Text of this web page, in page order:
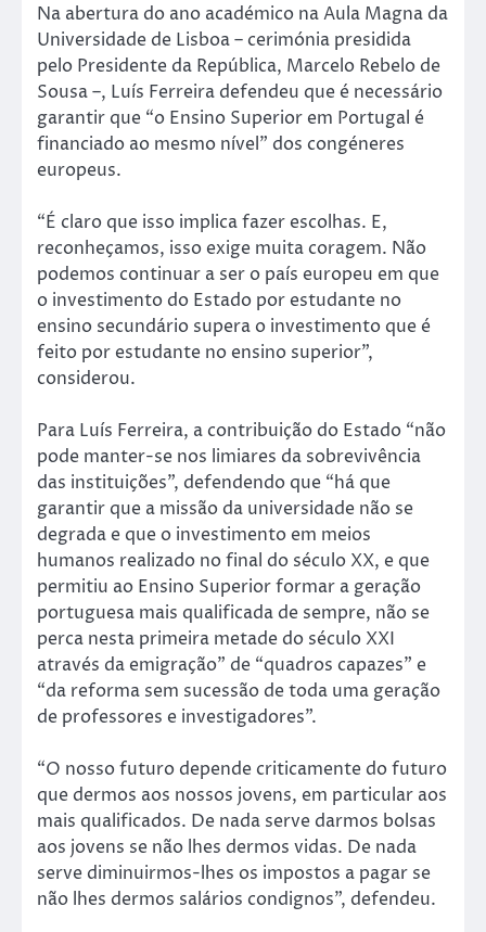
Na abertura do ano académico na Aula Magna da
Universidade de Lisboa – cerimónia presidida
pelo Presidente da República, Marcelo Rebelo de
Sousa –, Luís Ferreira defendeu que é necessário
garantir que “o Ensino Superior em Portugal é
financiado ao mesmo nível” dos congéneres
europeus.
“É claro que isso implica fazer escolhas. E,
reconheçamos, isso exige muita coragem. Não
podemos continuar a ser o país europeu em que
o investimento do Estado por estudante no
ensino secundário supera o investimento que é
feito por estudante no ensino superior”,
considerou.
Para Luís Ferreira, a contribuição do Estado “não
pode manter-se nos limiares da sobrevivência
das instituições”, defendendo que “há que
garantir que a missão da universidade não se
degrada e que o investimento em meios
humanos realizado no final do século XX, e que
permitiu ao Ensino Superior formar a geração
portuguesa mais qualificada de sempre, não se
perca nesta primeira metade do século XXI
através da emigração” de “quadros capazes” e
“da reforma sem sucessão de toda uma geração
de professores e investigadores”.
“O nosso futuro depende criticamente do futuro
que dermos aos nossos jovens, em particular aos
mais qualificados. De nada serve darmos bolsas
aos jovens se não lhes dermos vidas. De nada
serve diminuirmos-lhes os impostos a pagar se
não lhes dermos salários condignos”, defendeu.